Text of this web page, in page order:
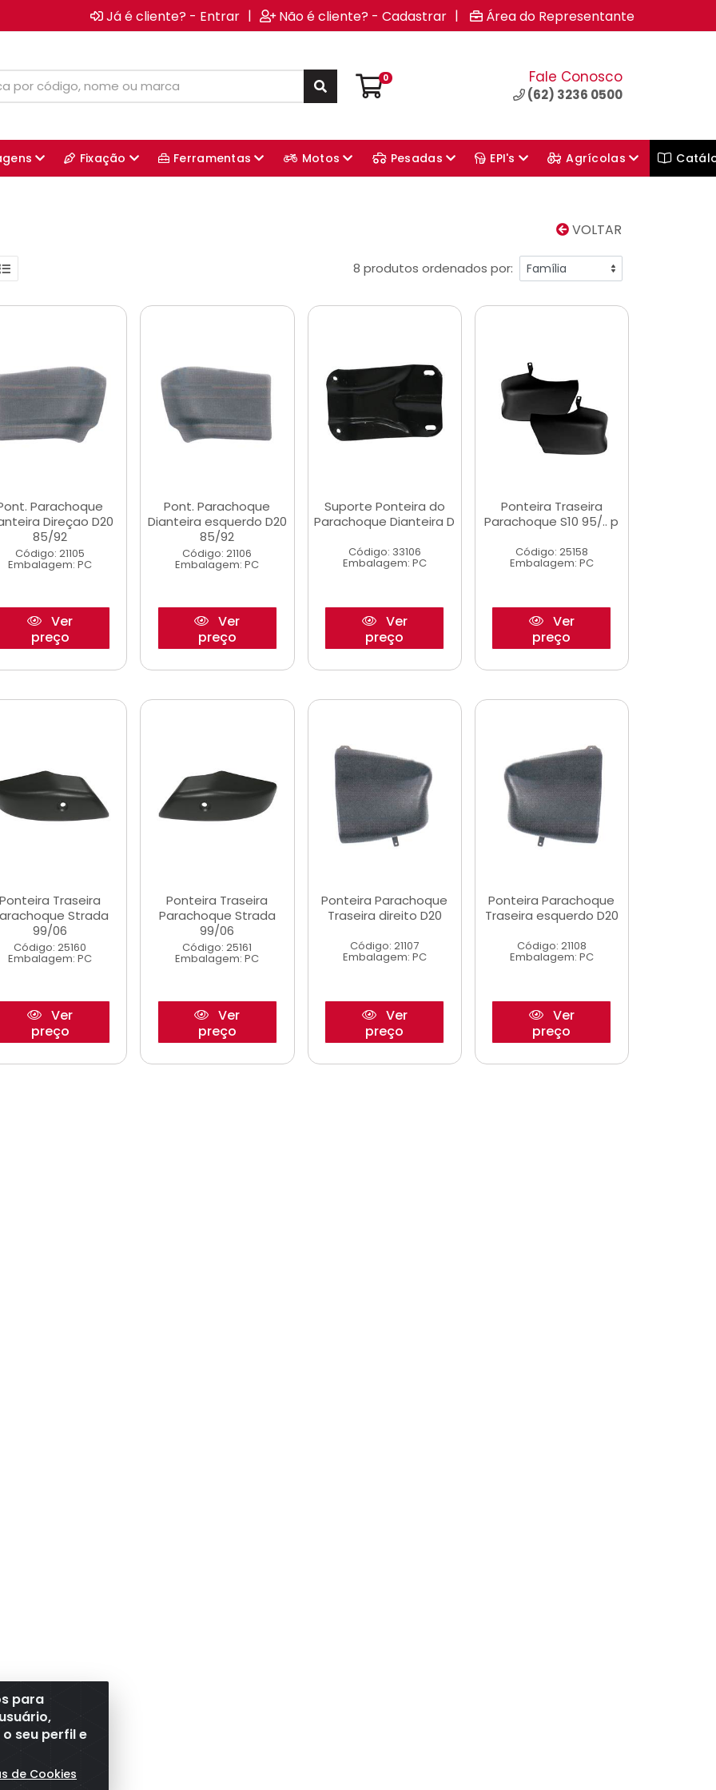
Já é cliente? - Entrar | Não é cliente? - Cadastrar | Área do Representante
0 Fale Conosco
(62) 3236 0500
Fixação Ferramentas Motos Pesadas EPI's Agrícolas
VOLTAR
8 produtos ordenados por:
Parachoque
Direçao D20
85/92
Código: 21105
Embalagem: PC
Ver
preço
Pont. Parachoque
Dianteira esquerdo D20
85/92
Código: 21106
Embalagem: PC
Ver
preço
Suporte Ponteira do
Parachoque Dianteira D
Código: 33106
Embalagem: PC
Ver
preço
Ponteira Traseira
Parachoque S10 95/.. p
Código: 25158
Embalagem: PC
Ver
preço
Ponteira Traseira
Strada
99/06
Código: 25160
Embalagem: PC
Ver
preço
Ponteira Traseira
Parachoque Strada
99/06
Código: 25161
Embalagem: PC
Ver
preço
Ponteira Parachoque
Traseira direito D20
Código: 21107
Embalagem: PC
Ver
preço
Ponteira Parachoque
Traseira esquerdo D20
Código: 21108
Embalagem: PC
Ver
preço
para
seu perfil e
de Cookies